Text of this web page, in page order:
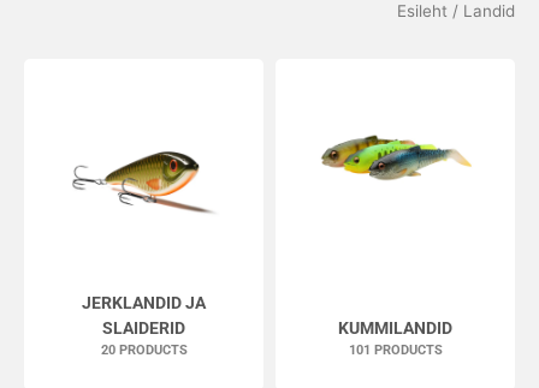
Esileht / Landid
JERKLANDID JA
SLAIDERID
20 PRODUCTS
KUMMILANDID
101 PRODUCTS